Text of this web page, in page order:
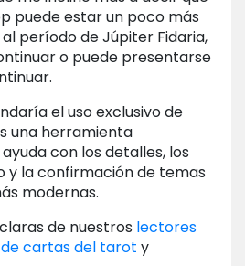
puede estar un poco más
período de Júpiter Fidaria,
o puede presentarse
el uso exclusivo de
una herramienta
con los detalles, los
y la confirmación de temas
modernas.
de nuestros lectores
cartas del tarot y